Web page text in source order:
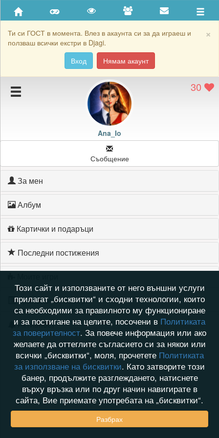
×
Ти си ГОСТ в момента. Влез в акаунта си за да играеш и
ползваш всички екстри в Djagi.
Вход
Нямам акаунт
Приятели
Хронология на игри
Подаръците на Ana_Io
Картичките на Ana_Io
30
Ana_Io
Съобщение
За мен
Албум
Картички и подаръци
Последни постижения
Хронология на игри
Активност
Този сайт и използваните от него външни услуги
прилагат „бисквитки“ и сходни технологии, които
са необходими за правилното му функциониране
и за постигане на целите, посочени в Политиката
за поверителност. За повече информация или ако
желаете да оттеглите съгласието си за някои или
всички „бисквитки“, моля, прочетете Политиката
за използване на бисквитки. Като затворите този
банер, продължите разглеждането, натиснете
върху връзка или по друг начин навигирате в
сайта, Вие приемате употребата на „бисквитки“.
Разбрах